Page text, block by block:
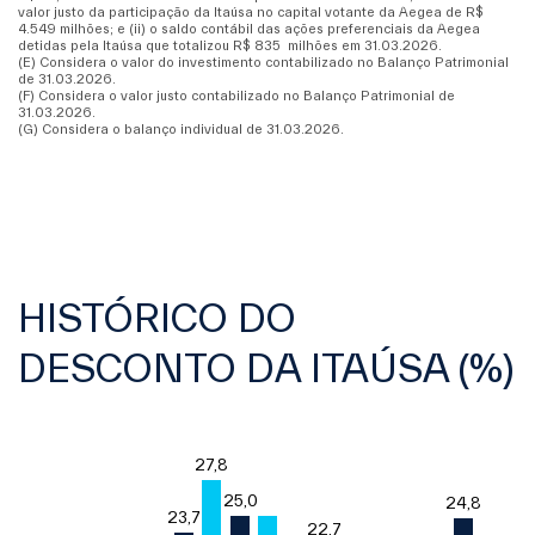
valor justo da participação da Itaúsa no capital votante da Aegea de R$
4.549 milhões; e (ii) o saldo contábil das ações preferenciais da Aegea
detidas pela Itaúsa que totalizou R$ 835 milhões em 31.03.2026.
(E) Considera o valor do investimento contabilizado no Balanço Patrimonial
de 31.03.2026.
(F) Considera o valor justo contabilizado no Balanço Patrimonial de
31.03.2026.
(G) Considera o balanço individual de 31.03.2026.
HISTÓRICO DO
DESCONTO DA ITAÚSA (%)
The chart has 1 X axis displaying categories.
23,7
23,7
27,8
27,8
25,0
25,0
22,7
22,7
24,8
24,8